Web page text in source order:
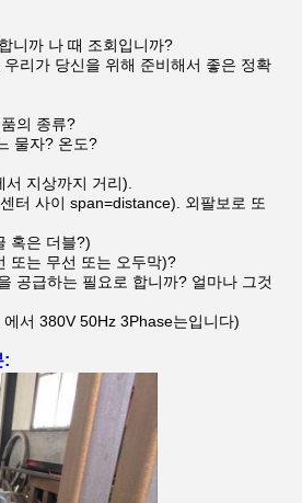
니까 나 때 조회입니까?
리가 당신을 위해 준비해서 좋은 정확
의 종류?
물자? 온도?
지상까지 거리).
터 사이 span=distance). 외팔보로 또
혹은 더블?)
또는 무선 또는 오두막)?
공급하는 필요로 합니까? 얼마나 그것
서 380V 50Hz 3Phase는입니다)
: